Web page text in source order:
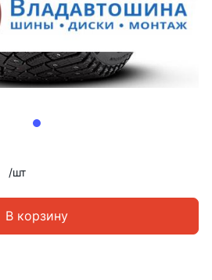
/шт
В корзину